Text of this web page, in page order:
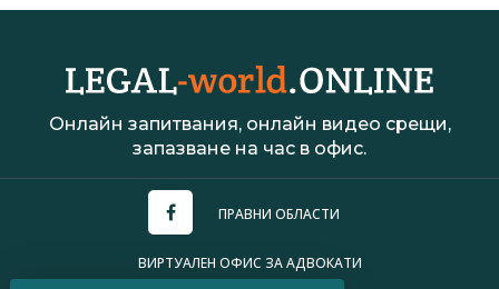
Онлайн запитвания, онлайн видео срещи,
запазване на час в офис.
ПРАВНИ ОБЛАСТИ
ВИРТУАЛЕН ОФИС ЗА АДВОКАТИ